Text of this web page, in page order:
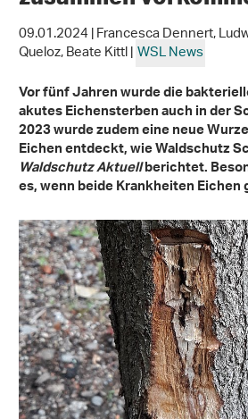
09.01.2024 | Francesca Dennert,
Queloz, Beate Kittl |WSL News
Vor fünf Jahren wurde die
akutes Eichensterben auch in der
2023 wurde zudem eine neue
Eichen entdeckt, wie Waldschutz
Waldschutz Aktuellberichtet.
es, wenn beide Krankheiten